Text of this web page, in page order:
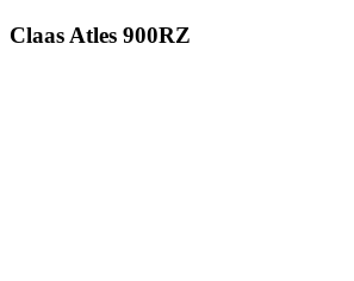
Claas Atles 900RZ